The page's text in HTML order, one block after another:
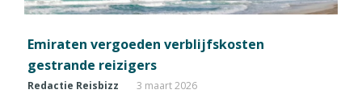
Emiraten vergoeden verblijfskosten
gestrande reizigers
Redactie Reisbizz 3 maart 2026